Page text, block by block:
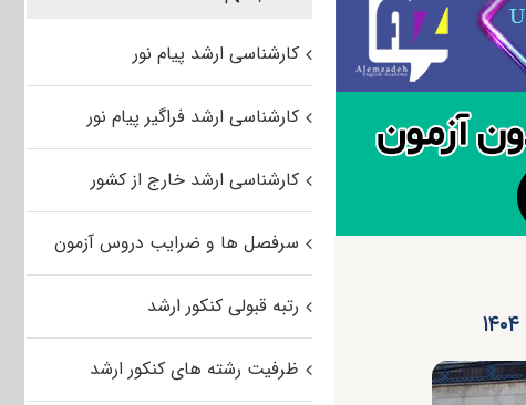
کارشناسی ارشد پیام نور
کارشناسی ارشد فراگیر پیام نور
کارشناسی ارشد خارج از کشور
سرفصل ها و ضرایب دروس آزمون
رتبه قبولی کنکور ارشد
ظرفیت رشته های کنکور ارشد